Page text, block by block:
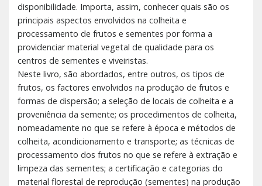
disponibilidade. Importa, assim, conhecer quais são os
principais aspectos envolvidos na colheita e
processamento de frutos e sementes por forma a
providenciar material vegetal de qualidade para os
centros de sementes e viveiristas.
Neste livro, são abordados, entre outros, os tipos de
frutos, os factores envolvidos na produção de frutos e
formas de dispersão; a seleção de locais de colheita e a
proveniência da semente; os procedimentos de colheita,
nomeadamente no que se refere à época e métodos de
colheita, acondicionamento e transporte; as técnicas de
processamento dos frutos no que se refere à extração e
limpeza das sementes; a certificação e categorias do
material florestal de reprodução (sementes) na produção